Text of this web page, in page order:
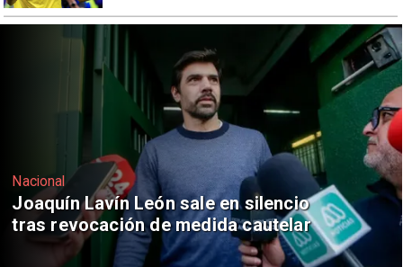
Nacional
Chile y Venezuela formalizan reinicio
de relaciones consulares